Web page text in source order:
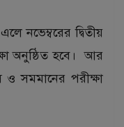
নভেম্বরের দ্বিতীয়
অনুষ্ঠিত হবে। আর
ও সমমানের পরীক্ষা